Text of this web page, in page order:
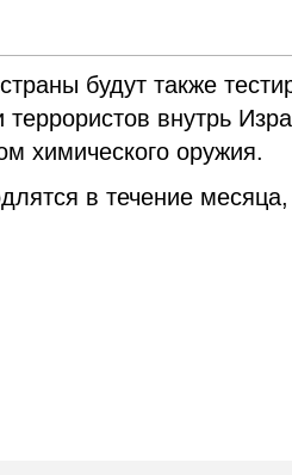
будут также
внутрь
химического оружия.
в течение